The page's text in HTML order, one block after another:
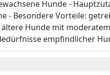
Hunde -
- Besondere Vorteile:
Hunde mit
empfindlicher